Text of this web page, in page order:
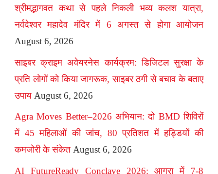
श्रीमद्भागवत कथा से पहले निकली भव्य कलश यात्रा,
नर्वदेश्वर महादेव मंदिर में 6 अगस्त से होगा आयोजन
August 6, 2026
साइबर क्राइम अवेयरनेस कार्यक्रम: डिजिटल सुरक्षा के
प्रति लोगों को किया जागरूक, साइबर ठगी से बचाव के बताए
उपाय August 6, 2026
Agra Moves Better–2026 अभियान: दो BMD शिविरों
में 45 महिलाओं की जांच, 80 प्रतिशत में हड्डियों की
कमजोरी के संकेत August 6, 2026
AI FutureReady Conclave 2026: आगरा में 7-8